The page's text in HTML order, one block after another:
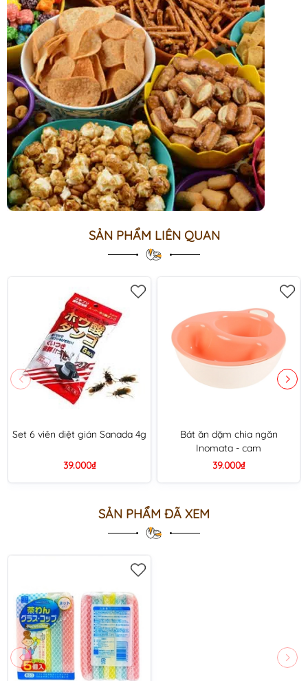
SẢN PHẨM LIÊN QUAN
Set 6 viên diệt gián Sanada 4g
39.000₫
Bát ăn dặm chia ngăn
Inomata - cam
39.000₫
SẢN PHẨM ĐÃ XEM